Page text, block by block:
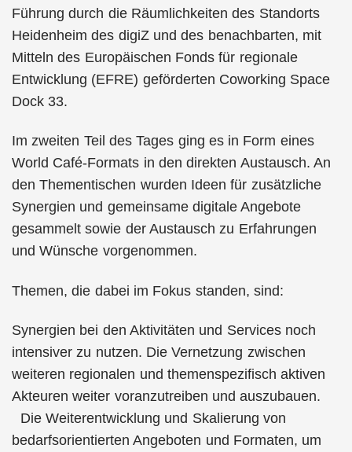
Führung durch die Räumlichkeiten des Standorts
Heidenheim des digiZ und des benachbarten, mit
Mitteln des Europäischen Fonds für regionale
Entwicklung (EFRE) geförderten Coworking Space
Dock 33.
Im zweiten Teil des Tages ging es in Form eines
World Café-Formats in den direkten Austausch. An
den Thementischen wurden Ideen für zusätzliche
Synergien und gemeinsame digitale Angebote
gesammelt sowie der Austausch zu Erfahrungen
und Wünsche vorgenommen.
Themen, die dabei im Fokus standen, sind:
Synergien bei den Aktivitäten und Services noch
intensiver zu nutzen. Die Vernetzung zwischen
weiteren regionalen und themenspezifisch aktiven
Akteuren weiter voranzutreiben und auszubauen.
Die Weiterentwicklung und Skalierung von
bedarfsorientierten Angeboten und Formaten, um